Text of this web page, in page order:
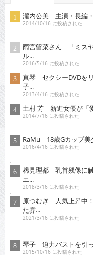
瀧内公美 主演・長編
2014/10/16 に投稿された
雨宮留菜さん 「ミス
ル...
2016/5/16 に投稿された
真琴 セクシーDVDを
子...
2013/4/16 に投稿された
土村 芳 新進女優が「
2014/7/16 に投稿された
RaMu 18歳Gカップ美
2016/4/16 に投稿された
稀見理都 乳首残像に
エ...
2018/3/16 に投稿された
原つむぎ 人気上昇中
た雰...
2021/3/16 に投稿された
2015/10/16 に投稿された